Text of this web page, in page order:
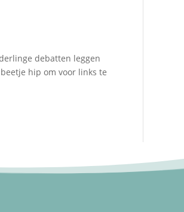
debatten leggen
hip om voor links te